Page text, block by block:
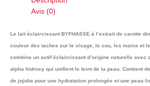
Avis (0)
Le lait éclaircissant BYPHASSE à l’extrait de carotte
couleur des taches sur le visage, le cou, les mains et
combine un actif éclaircissant d’origine naturelle avec
alpha hidroxy qui unifient le teint de la peau. Contient
de jojoba pour une hydratation prolongée et une peau